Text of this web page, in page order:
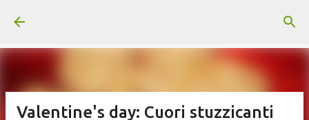
Valentine's day: Cuori stuzzicanti